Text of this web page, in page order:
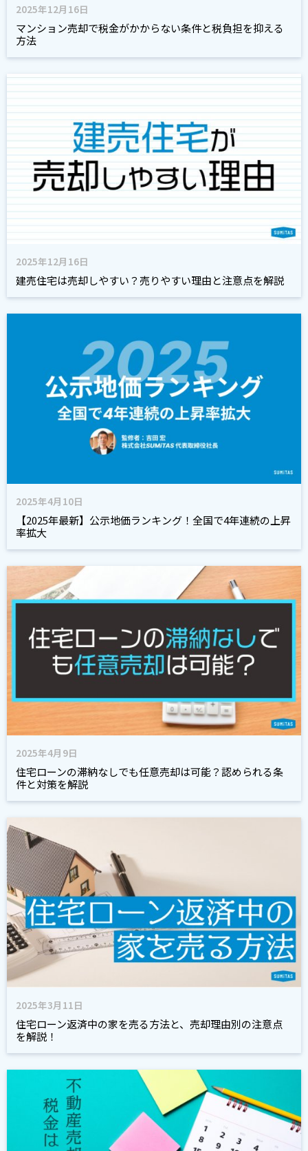
2025年12月16日
マンション売却で税金がかからない条件と税負担を抑える
方法
2025年12月16日
建売住宅は売却しやすい？売りやすい理由と注意点を解説
2025年4月10日
【2025年最新】公示地価ランキング！全国で4年連続の上昇
率拡大
2025年4月9日
住宅ローンの滞納なしでも任意売却は可能？認められる条
件と対策を解説
2025年3月11日
住宅ローン返済中の家を売る方法と、売却理由別の注意点
を解説！